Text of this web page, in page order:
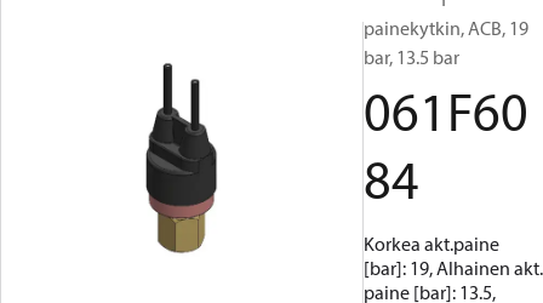
painekytkin, ACB, 19
bar, 13.5 bar
061F60
84
Korkea akt.paine
[bar]: 19, Alhainen akt.
paine [bar]: 13.5,